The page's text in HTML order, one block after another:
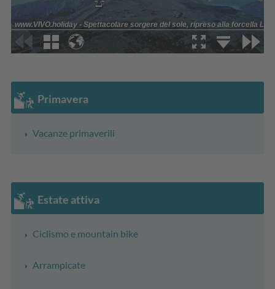
Primavera
Vacanze primaverili
Estate attiva
Ciclismo e mountain bike
Arrampicate